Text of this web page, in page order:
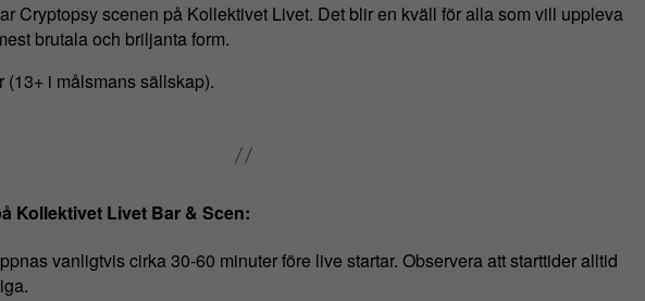
Cryptopsy scenen på Kollektivet Livet. Det blir en kväll för alla som vill uppleva
brutala och briljanta form.
(13+ i målsmans sällskap).
Kollektivet Livet Bar & Scen:
vanligtvis cirka 30-60 minuter före live startar. Observera att starttider alltid